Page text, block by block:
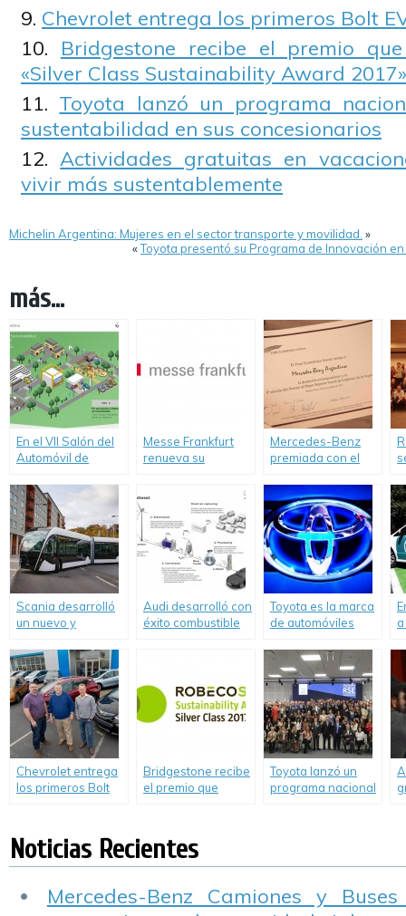
Chevrolet entrega los primeros Bolt
Bridgestone recibe el premio
«Silver Class Sustainability Award 2017»
Toyota lanzó un programa
sustentabilidad en sus concesionarios
Actividades gratuitas en
vivir más sustentablemente
Michelin Argentina: Mujeres en el sector transporte y movilidad. »
«Toyota presentó su Programa de Innovación
más...
En el VII Salón del
Automóvil de
Renault Argentina
presentó su tercer
reporte de
sustentabilidad.
Messe Frankfurt
renueva su
Mercedes-Benz
premiada con el
Social de
Empresas
Scania desarrolló
un nuevo y
operado con GNC.
Audi desarrolló con
éxito combustible
Toyota es la marca
de automóviles
mundo según el
ranking anual de
BrandZ™
Chevrolet entrega
los primeros Bolt
Bridgestone recibe
el premio que
Award 2017»
Toyota lanzó un
programa nacional
Noticias Recientes
Mercedes-Benz Camiones y